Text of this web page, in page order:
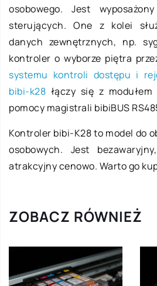
osobowego. Jest
sterujących. One z kolei
danych zewnętrznych, np.
kontroler o wyborze piętra
systemu kontroli dostępu i
bibi-k28 łączy się z
pomocy magistrali bibiBUS
Kontroler bibi-K28 to model do
osobowych. Jest
atrakcyjny cenowo. Warto go
ZOBACZ RÓWNIEŻ